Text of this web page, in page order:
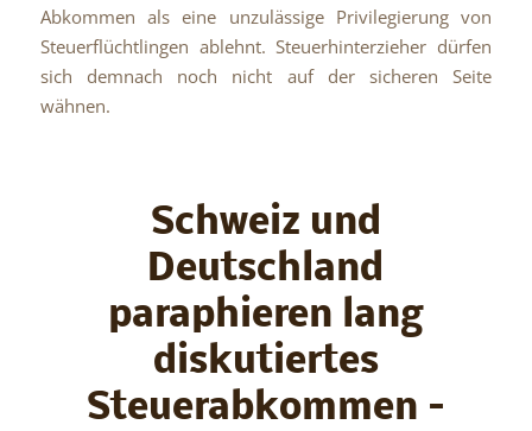
Abkommen als eine unzulässige Privilegierung von
Steuerflüchtlingen ablehnt. Steuerhinterzieher dürfen
sich demnach noch nicht auf der sicheren Seite
wähnen.
Schweiz und
Deutschland
paraphieren lang
diskutiertes
Steuerabkommen –